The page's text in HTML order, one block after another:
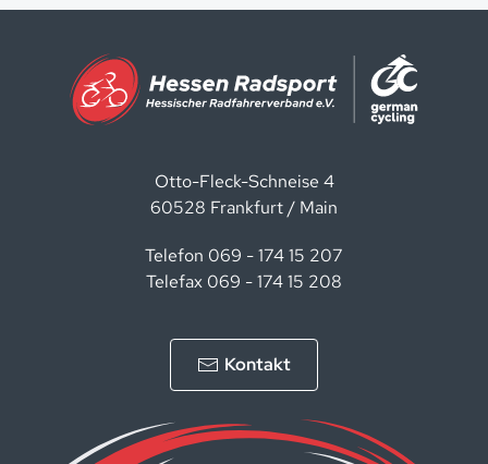
Otto-Fleck-Schneise 4
60528 Frankfurt / Main
Telefon 069 - 174 15 207
Telefax 069 - 174 15 208
Kontakt